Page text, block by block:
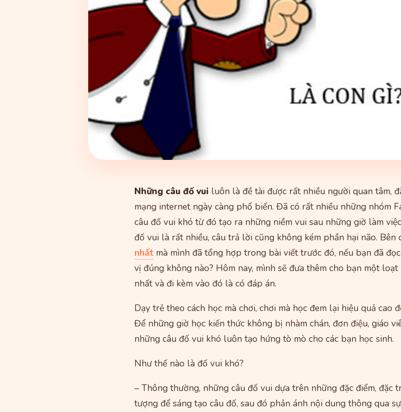
Những câu đố vui luôn là đề tài được rất nhiều người quan tâm,
mạng internet ngày càng phổ biến. Đã có rất nhiều những nhóm
câu đố vui khó từ đó tạo ra những niềm vui sau những giờ làm
đố vui là rất nhiều, câu trả lời cũng không kém phần hại não. Bên
nhất mà mình đã tổng hợp trong bài viết trước đó, nếu bạn đã
vị đúng không nào? Hôm nay, mình sẽ đưa thêm cho bạn một
nhất và đi kèm vào đó là có đáp án.
Dạy trẻ theo cách học mà chơi, chơi mà học đem lại hiệu quả cao
Để những giờ học kiến thức không bị nhàm chán, đơn điệu, giáo
những câu đố vui khó luôn tạo hứng tò mò cho các bạn học sinh.
Như thế nào là đố vui khó?
– Thông thường, những câu đố vui dựa trên những đặc điểm, đặc
tượng để sáng tạo câu đố, sau đó phản ánh nội dung thông qua